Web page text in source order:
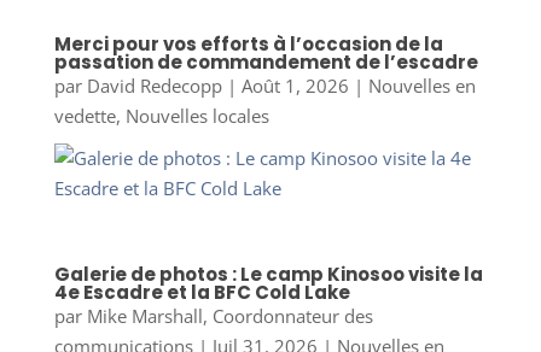
Merci pour vos efforts à l’occasion de la
passation de commandement de l’escadre
par David Redecopp| Août 1, 2026 | Nouvelles en
vedette, Nouvelles locales
Galerie de photos : Le camp Kinosoo visite la
4e Escadre et la BFC Cold Lake
par Mike Marshall, Coordonnateur des
communications| Juil 31, 2026 | Nouvelles en